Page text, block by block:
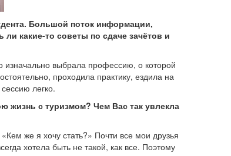
Большой поток информации,
какие-то советы по сдаче зачётов и
изначально выбрала профессию, о которой
проходила практику, ездила на
легко.
жизнь с туризмом? Чем Вас так увлекла
же я хочу стать?» Почти все мои друзья
хотела быть не такой, как все. Поэтому